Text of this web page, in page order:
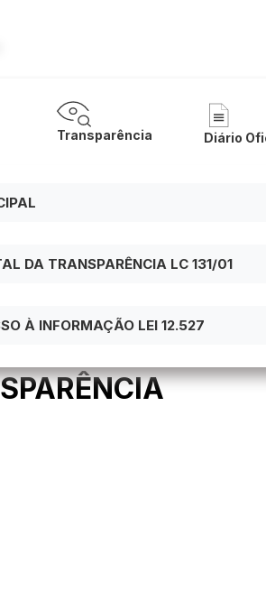
Transparência Diário
DA TRANSPARÊNCIA LC 131/01
À INFORMAÇÃO LEI 12.527